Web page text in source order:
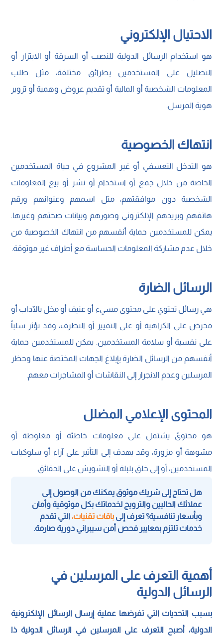
الاحتيال الإلكتروني
هو استخدام الرسائل الدولية للنصب أو السرقة أو الابتزاز أو
التضليل على المستخدمين بطرائق مختلفة، مثل طلب
المعلومات الشخصية أو المالية أو تقديم عروض وهمية أو تزوير
هوية المرسل.
انتهاك الخصوصية
هو التدخل التعسفي أو غير المشروع في حياة المستخدمين
الخاصة من خلال جمع أو استخدام أو نشر أو بيع المعلومات
الشخصية دون موافقتهم، مثل اسمهم وعنوانهم ورقم
هاتفهم وبريدهم الإلكتروني وصورهم وبيانات صحتهم وغيرها.
يمكن للمستخدمين حماية أنفسهم من انتهاك الخصوصية من
خلال عدم مشاركة المعلومات الحساسة مع أطراف غير موثوقة.
الرسائل الضارة
هي رسائل تحتوي على محتوى مسيء أو عنيف أو مخل بالآداب أو
محرض على الكراهية أو على التمييز أو التطرف، وقد تؤثر سلباً
على نفسية أو سلامة المستخدمين. يمكن للمستخدمين حماية
أنفسهم من الرسائل الضارة بإبلاغ الجهات المختصة عنها وحظر
المرسلين وعدم الانجرار إلى النقاشات أو المشاجرات معهم.
المحتوى الإعلامي المضلل
هو محتوىً يشتمل على معلومات خاطئة أو مغلوطة أو
مشوهة أو مزورة، وقد يهدف إلى التأثير على آراء أو سلوكيات
المستخدمين، أو إلى خلق بلبلة أو التشويش على الحقائق.
هل تحتاج إلى شريك موثوق يمكنك من الوصول إلى
عملائك الحاليين والترويج لخدماتك بكل موثوقية وأمان
وبأسعار تنافسية؟ تعرف إلى باقات تقنيات، التي تقدم
خدمات تلتزم بمعايير فحص أمن سيبراني دورية صارمة.
أهمية التعرف على المرسلين في
الرسائل الدولية
بسبب التحديات التي تفرضها عملية إرسال الرسائل الإلكترونية
الدولية، أصبح التعرف على المرسلين في الرسائل الدولية ذا